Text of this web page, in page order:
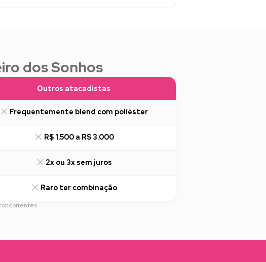
dos Sonhos
Outros atacadistas
Frequentemente blend com poliéster
R$ 1.500 a R$ 3.000
2x ou 3x sem juros
Raro ter combinação